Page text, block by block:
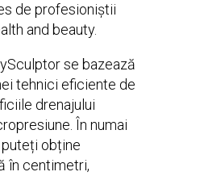
de profesioniștii
and beauty.
se bazează
tehnici eficiente de
drenajului
În numai
obține
în centimetri,